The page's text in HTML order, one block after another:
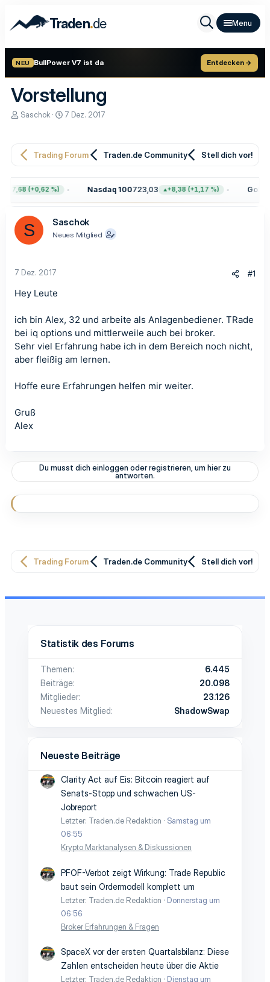
Traden.de
NEU BullPower V7 ist da Entdecken →
Vorstellung
E
e
r
Saschok
E
e
a
m
7 Dez. 2017
Trading Forum Traden.de Community Stell dich vor!
(+0,62 %) Nasdaq 100723,03 +8,38 (+1,17 %) Gold
S Saschok
Neues Mitglied
7 Dez. 2017 #1
Hey Leute
ich bin Alex, 32 und arbeite als Anlagenbediener. TRade
bei iq options und mittlerweile auch bei broker.
Sehr viel Erfahrung habe ich in dem Bereich noch nicht,
aber fleißig am lernen.
Hoffe eure Erfahrungen helfen mir weiter.
Gruß
Alex
Du musst dich einloggen oder registrieren, um hier zu
antworten.
Trading Forum Traden.de Community Stell dich vor!
Statistik des Forums
Themen
6.445
Beiträge
20.098
Mitglieder
23.126
Neuestes Mitglied
ShadowSwap
Neueste Beiträge
Clarity Act auf Eis: Bitcoin reagiert auf
Senats-Stopp und schwachen US-
Jobreport
Letzter: Traden.de Redaktion
Samstag um
06:55
Krypto Marktanalysen & Diskussionen
PFOF-Verbot zeigt Wirkung: Trade Republic
baut sein Ordermodell komplett um
Letzter: Traden.de Redaktion
Donnerstag um
06:56
Broker Erfahrungen & Fragen
SpaceX vor der ersten Quartalsbilanz: Diese
Zahlen entscheiden heute über die Aktie
Letzter: Traden.de Redaktion
Dienstag um